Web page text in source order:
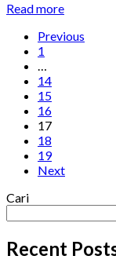
Read more
Paginasi
pos
Previous
1
…
14
15
16
17
18
19
Next
Cari
Recent